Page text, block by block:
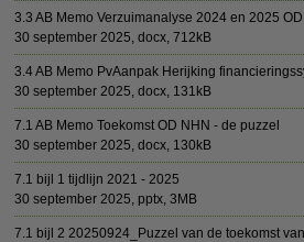
3.3 AB Memo Verzuimanalyse 2024 en 2025
30 september 2025,docx, 712kB
3.4 AB Memo PvAanpak Herijking
30 september 2025,docx, 131kB
7.1 AB Memo Toekomst OD NHN - de puzzel
30 september 2025,docx, 130kB
7.1 bijl 1 tijdlijn 2021 - 2025
30 september 2025, pptx, 3MB
7.1 bijl 2 20250924_Puzzel van de toekomst